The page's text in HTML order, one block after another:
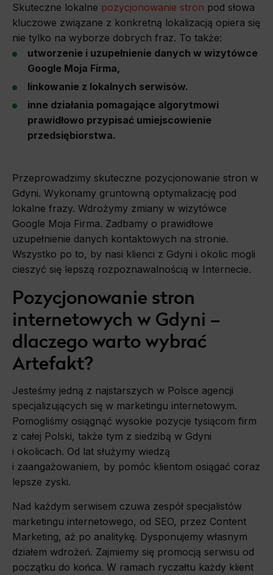
Pozycjonowanie Gdańsk
Pozycjonowanie Włocławek
Pozycjonowanie Zabrze
Pozycjonowanie Zielona Góra
Pozycjonowanie Drupal
Pozycjonowanie Joomla
Pozycjonowanie Łódź
Pozycjonowanie Magento
Pozycjonowanie Lublin
Skuteczne lokalne pozycjonowanie stron pod słowa
kluczowe związane z konkretną lokalizacją opiera się
nie tylko na wyborze dobrych fraz. To także:
utworzenie i uzupełnienie danych w wizytówce
Google Moja Firma,
linkowanie z lokalnych serwisów.
inne działania pomagające algorytmowi
prawidłowo przypisać umiejscowienie
przedsiębiorstwa.
Przeprowadzimy skuteczne pozycjonowanie stron w
Gdyni. Wykonamy gruntowną optymalizację pod
lokalne frazy. Wdrożymy zmiany w wizytówce
Google Moja Firma. Zadbamy o prawidłowe
uzupełnienie danych kontaktowych na stronie.
Wszystko po to, by nasi klienci z Gdyni i okolic mogli
cieszyć się lepszą rozpoznawalnością w Internecie.
Pozycjonowanie stron
internetowych w Gdyni –
dlaczego warto wybrać
Artefakt?
Jesteśmy jedną z najstarszych w Polsce agencji
specjalizujących się w marketingu internetowym.
Pomogliśmy osiągnąć wysokie pozycje tysiącom firm
z całej Polski, także tym z siedzibą w Gdyni
i okolicach. Od lat służymy wiedzą
i zaangażowaniem, by pomóc klientom osiągać coraz
lepsze zyski.
Nad każdym serwisem czuwa zespół specjalistów
marketingu internetowego, od SEO, przez Content
Marketing, aż po analitykę. Dysponujemy własnym
działem wdrożeń. Zajmiemy się promocją serwisu od
początku do końca. W ramach ryczałtu każdy klient